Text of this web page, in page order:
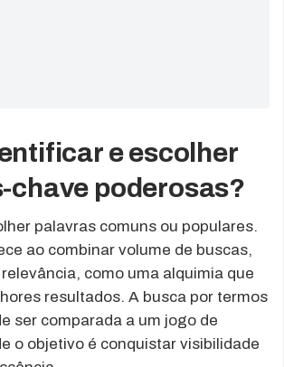
e escolher
chave poderosas?
palavras comuns ou populares.
ao combinar volume de buscas,
como uma alquimia que
resultados. A busca por termos
ser comparada a um jogo de
o objetivo é conquistar visibilidade